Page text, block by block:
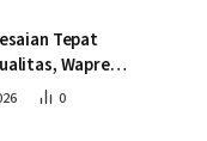
Tepat
Wapres
Jembatan
0